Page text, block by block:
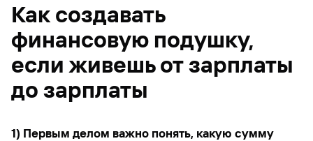
Как создавать
финансовую подушку,
если живешь от зарплаты
до зарплаты
1) Первым делом важно понять, какую сумму